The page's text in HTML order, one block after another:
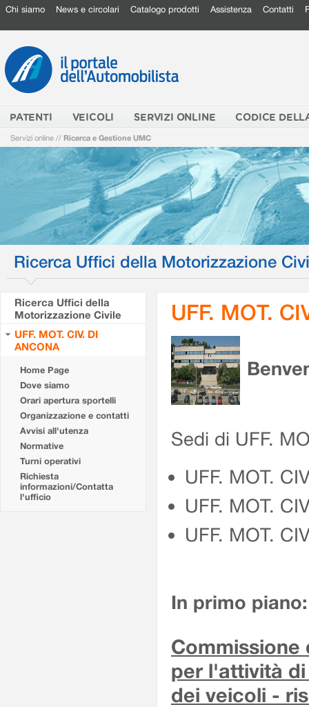
Chi siamo News e circolari Catalogo prodotti Assistenza Contatti
PATENTI VEICOLI SERVIZI ONLINE CODICE
Servizi online // Ricerca e Gestione UMC
Ricerca Uffici della Motorizzazione
Ricerca Uffici della
Motorizzazione Civile
UFF. MOT. CIV. DI
ANCONA
Home Page
Dove siamo
Orari apertura sportelli
Organizzazione e contatti
Avvisi all'utenza
Normative
Turni operativi
Richiesta
informazioni/Contatta
l'ufficio
UFF. MOT.
Sedi di UFF.
UFF. MOT.
UFF. MOT.
UFF. MOT.
In primo piano:
per l'attività
dei veicoli -